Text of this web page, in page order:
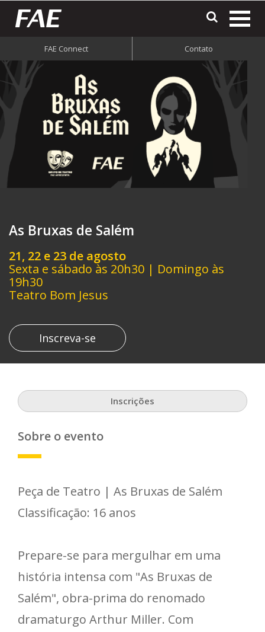
do
site
FAE Connect Contato
As Bruxas de Salém
21, 22 e 23 de agosto
Sexta e sábado às 20h30 | Domingo às
19h30
Teatro Bom Jesus
Inscreva-se
Inscrições
Sobre o evento
Peça de Teatro | As Bruxas de Salém
Classificação: 16 anos
Prepare-se para mergulhar em uma
história intensa com "As Bruxas de
Salém", obra-prima do renomado
dramaturgo Arthur Miller. Com